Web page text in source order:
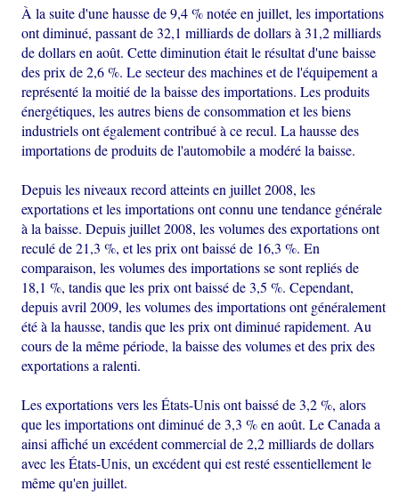
À la suite d'une hausse de 9,4 % notée en juillet, les importations
ont diminué, passant de 32,1 milliards de dollars à 31,2 milliards
de dollars en août. Cette diminution était le résultat d'une baisse
des prix de 2,6 %. Le secteur des machines et de l'équipement a
représenté la moitié de la baisse des importations. Les produits
énergétiques, les autres biens de consommation et les biens
industriels ont également contribué à ce recul. La hausse des
importations de produits de l'automobile a modéré la baisse.
Depuis les niveaux record atteints en juillet 2008, les
exportations et les importations ont connu une tendance générale
à la baisse. Depuis juillet 2008, les volumes des exportations ont
reculé de 21,3 %, et les prix ont baissé de 16,3 %. En
comparaison, les volumes des importations se sont repliés de
18,1 %, tandis que les prix ont baissé de 3,5 %. Cependant,
depuis avril 2009, les volumes des importations ont généralement
été à la hausse, tandis que les prix ont diminué rapidement. Au
cours de la même période, la baisse des volumes et des prix des
exportations a ralenti.
Les exportations vers les États-Unis ont baissé de 3,2 %, alors
que les importations ont diminué de 3,3 % en août. Le Canada a
ainsi affiché un excédent commercial de 2,2 milliards de dollars
avec les États-Unis, un excédent qui est resté essentiellement le
même qu'en juillet.